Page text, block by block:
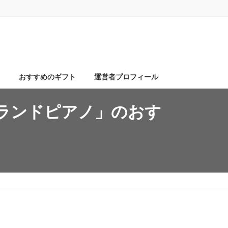
おすすめのギフト 運営者プロフィール
ンドピアノ」のおす